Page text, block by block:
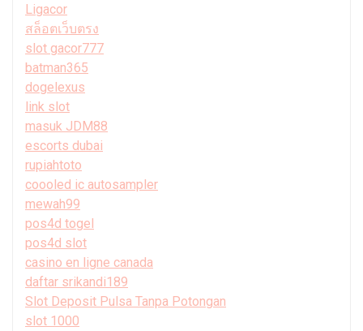
Ligacor
สล็อตเว็บตรง
slot gacor777
batman365
dogelexus
link slot
masuk JDM88
escorts dubai
rupiahtoto
coooled ic autosampler
mewah99
pos4d togel
pos4d slot
casino en ligne canada
daftar srikandi189
Slot Deposit Pulsa Tanpa Potongan
slot 1000